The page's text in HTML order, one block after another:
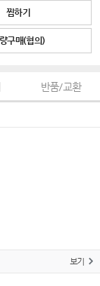
찜하기
구매(협의)
반품/교환
보기